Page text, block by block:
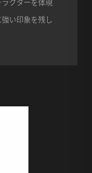
クターを体現
い印象を残し